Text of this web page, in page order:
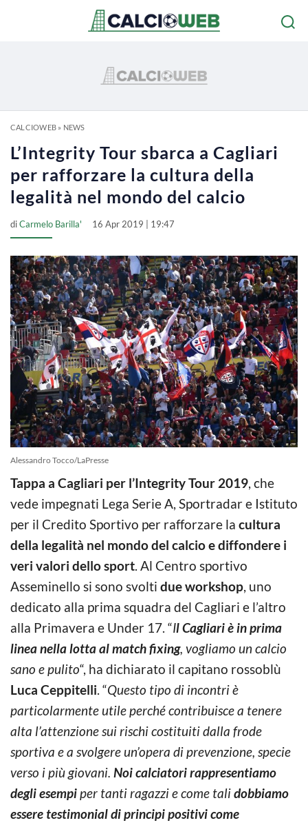
CALCIOWEB» NEWS
L’Integrity Tour sbarca a Cagliari
per rafforzare la cultura della
legalità nel mondo del calcio
diCarmelo Barilla' 16 Apr 2019 | 19:47
Alessandro Tocco/LaPresse
Tappa a Cagliari per l’Integrity Tour 2019, che
vede impegnati Lega Serie A, Sportradar e Istituto
per il Credito Sportivo per rafforzare la cultura
della legalità nel mondo del calcio e diffondere i
veri valori dello sport. Al Centro sportivo
Asseminello si sono svolti due workshop, uno
dedicato alla prima squadra del Cagliari e l’altro
alla Primavera e Under 17. “Il Cagliari è in prima
linea nella lotta al match fixing, vogliamo un calcio
sano e pulito“, ha dichiarato il capitano rossoblù
Luca Ceppitelli. “Questo tipo di incontri è
particolarmente utile perché contribuisce a tenere
alta l’attenzione sui rischi costituiti dalla frode
sportiva e a svolgere un’opera di prevenzione, specie
verso i più giovani. Noi calciatori rappresentiamo
degli esempiper tanti ragazzi e come talidobbiamo
essere testimonial di principi positivi come